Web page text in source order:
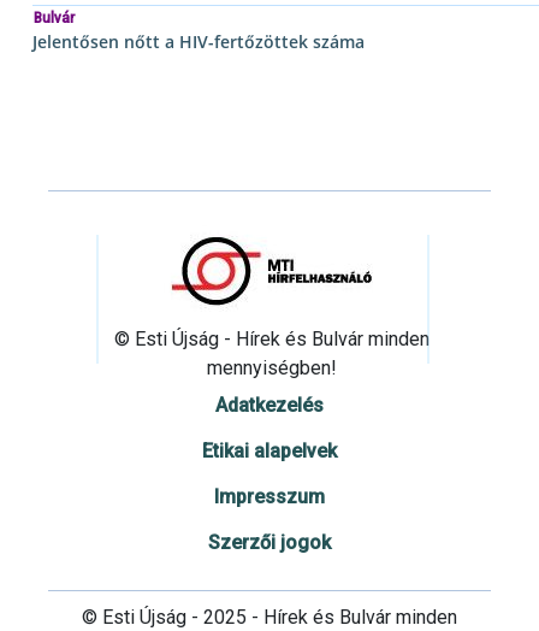
Bulvár
Jelentősen nőtt a HIV-fertőzöttek száma
© Esti Újság - Hírek és Bulvár minden
mennyiségben!
Adatkezelés
Etikai alapelvek
Impresszum
Szerzői jogok
© Esti Újság - 2025 - Hírek és Bulvár minden